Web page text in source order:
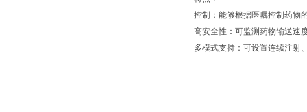
控制：能够根据医嘱控制药物
高安全性：可监测药物输送速
多模式支持：可设置连续注射